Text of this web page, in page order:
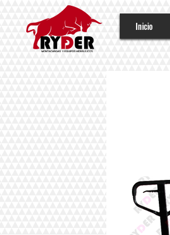
Inicio